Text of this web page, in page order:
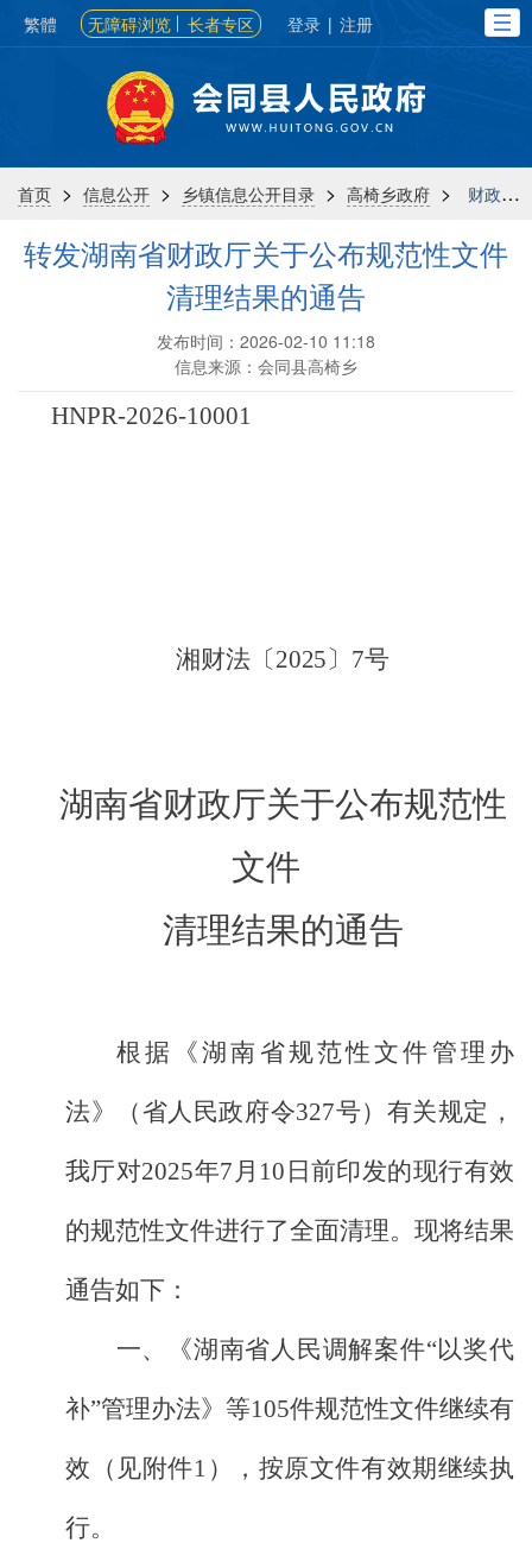
繁體 无障碍浏览 长者专区 登录 | 注册
首页 > 信息公开 > 乡镇信息公开目录 > 高椅乡政府 > 财政信息
转发湖南省财政厅关于公布规范性文件
清理结果的通告
发布时间：2026-02-10 11:18
信息来源：会同县高椅乡
HNPR-2026-10001
湘财法 〔2025〕 7号
湖南省财政厅关于公布规范性
文件
清理结果的通告
根据《湖南省规范性文件管理办
法》（省人民政府令327号）有关规定，
我厅对2025年7 月 10 日前印发的现行有效
的规范性文件进行了全面清理。现将结果
通告如下：
一、《湖南省人民调解案件“以奖代
补”管理办法》等105件规范性文件继续有
效（见附件1 ），按原文件有效期继续执
行。